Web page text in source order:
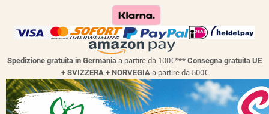
Spedizione gratuita in Germania a partire da 100€*** Consegna gratuita UE
+ SVIZZERA + NORVEGIAa partire da 500€